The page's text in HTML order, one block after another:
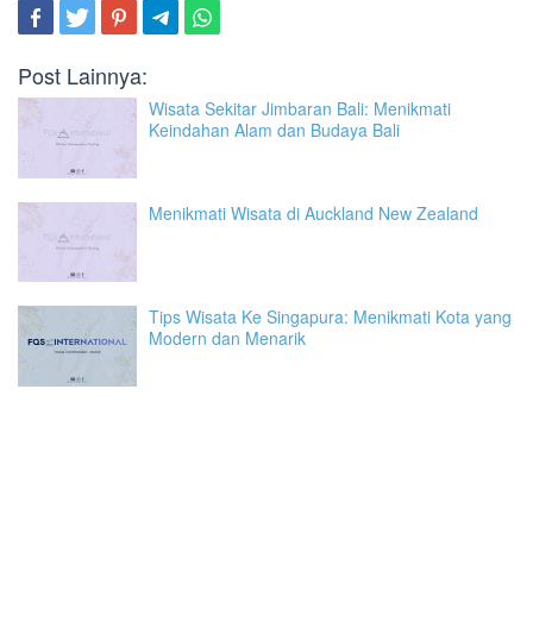
Post Lainnya:
Wisata Sekitar Jimbaran Bali: Menikmati
Keindahan Alam dan Budaya Bali
Menikmati Wisata di Auckland New Zealand
Tips Wisata Ke Singapura: Menikmati Kota yang
Modern dan Menarik